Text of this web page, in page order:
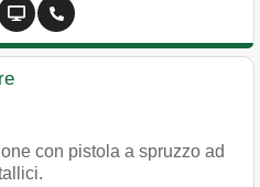
con pistola a spruzzo ad